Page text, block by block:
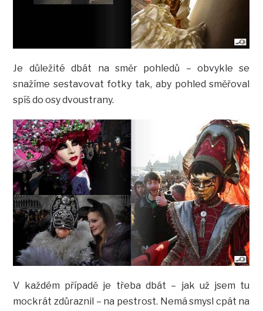
Je důležité dbát na směr pohledů – obvykle se
snažíme sestavovat fotky tak, aby pohled směřoval
spíš do osy dvoustrany.
V každém případě je třeba dbát – jak už jsem tu
mockrát zdůraznil – na pestrost. Nemá smysl cpát na